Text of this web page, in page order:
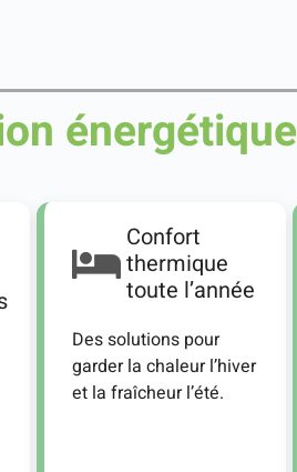
énergétique
Confort
thermique
toute l’année
Des solutions pour
garder la chaleur l’hiver
et la fraîcheur l’été.